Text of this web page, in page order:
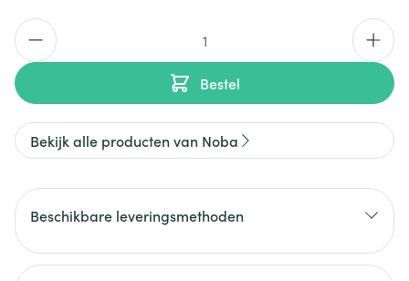
Aantal
Bestel
Bekijk alle producten van Noba
Beschikbare leveringsmethoden